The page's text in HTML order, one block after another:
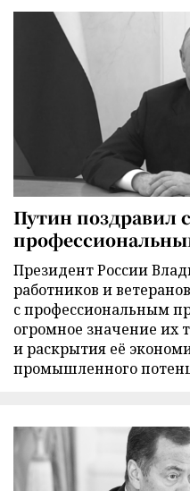
Путин поздравил
Президент России
работников и
с профессиональным
огромное значение их
и раскрытия её
промышленного